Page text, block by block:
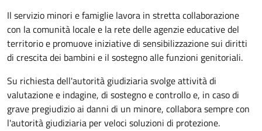
Il servizio minori e famiglie lavora in stretta collaborazione
con la comunità locale e la rete delle agenzie educative del
territorio e promuove iniziative di sensibilizzazione sui diritti
di crescita dei bambini e il sostegno alle funzioni genitoriali.
Su richiesta dell'autorità giudiziaria svolge attività di
valutazione e indagine, di sostegno e controllo e, in caso di
grave pregiudizio ai danni di un minore, collabora sempre con
l'autorità giudiziaria per veloci soluzioni di protezione.